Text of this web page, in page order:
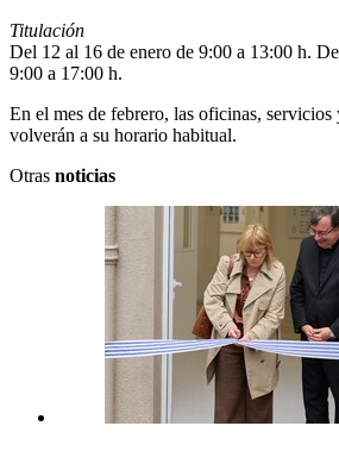
Titulación
Del 12 al 16 de enero de 9:00 a 13:00 h.
9:00 a 17:00 h.
En el mes de febrero, las oficinas, servicios
volverán a su horario habitual.
Otras noticias